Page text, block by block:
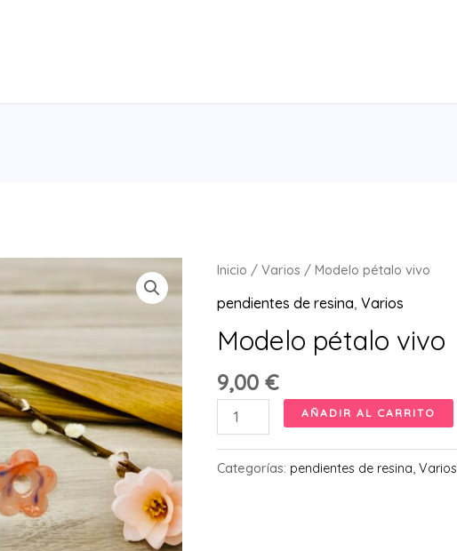
Inicio /Varios / Modelo pétalo vivo
pendientes de resina,Varios
Modelo pétalo vivo
9,00€
Modelo
pétalo
vivo
AÑADIR AL CARRITO
Categorías: pendientes de resina,Varios